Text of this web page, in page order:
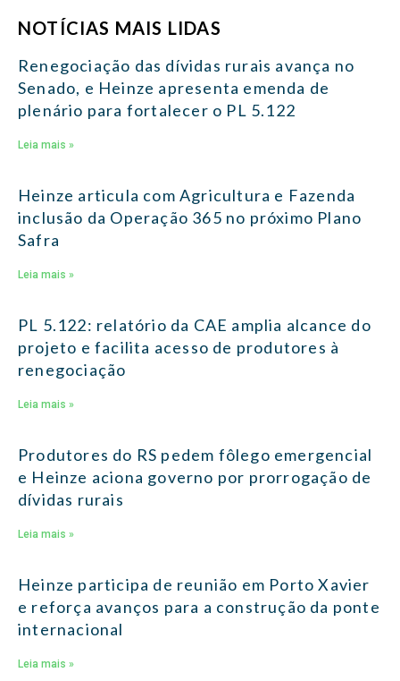
NOTÍCIAS MAIS LIDAS
Renegociação das dívidas rurais avança no
Senado, e Heinze apresenta emenda de
plenário para fortalecer o PL 5.122
Leia mais »
Heinze articula com Agricultura e Fazenda
inclusão da Operação 365 no próximo Plano
Safra
Leia mais »
PL 5.122: relatório da CAE amplia alcance do
projeto e facilita acesso de produtores à
renegociação
Leia mais »
Produtores do RS pedem fôlego emergencial
e Heinze aciona governo por prorrogação de
dívidas rurais
Leia mais »
Heinze participa de reunião em Porto Xavier
e reforça avanços para a construção da ponte
internacional
Leia mais »